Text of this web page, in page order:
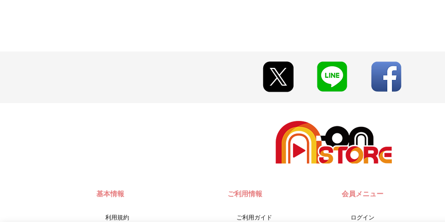
基本情報
利用規約
ご利用情報
ご利用ガイド
会員メニュー
ログイン